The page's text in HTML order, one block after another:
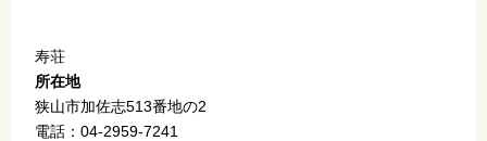
寿荘
所在地
狭山市加佐志513番地の2
電話：04-2959-7241